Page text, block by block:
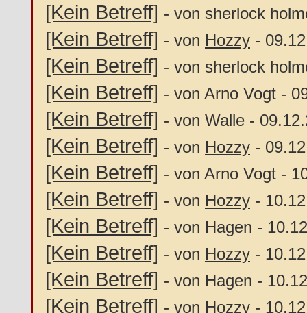
[Kein Betreff] - von sherlock
[Kein Betreff] - von Hozzy -
[Kein Betreff] - von sherlock
[Kein Betreff] - von Arno Vogt -
[Kein Betreff] - von Walle -
[Kein Betreff] - von Hozzy -
[Kein Betreff] - von Arno Vogt -
[Kein Betreff] - von Hozzy -
[Kein Betreff] - von Hagen -
[Kein Betreff] - von Hozzy -
[Kein Betreff] - von Hagen -
[Kein Betreff] - von Hozzy -